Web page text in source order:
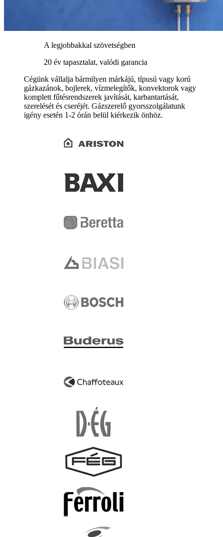
A legjobbakkal szövetségben
20 év tapasztalat, valódi garancia
Cégünk vállalja bármilyen márkájú, típusú vagy korú
gázkazánok, bojlerek, vízmelegítők, konvektorok vagy
komplett fűtésrendszerek javítását, karbantartását,
szerelését és cseréjét. Gázszerelő gyorsszolgálatunk
igény esetén 1-2 órán belül kiérkezik önhöz.